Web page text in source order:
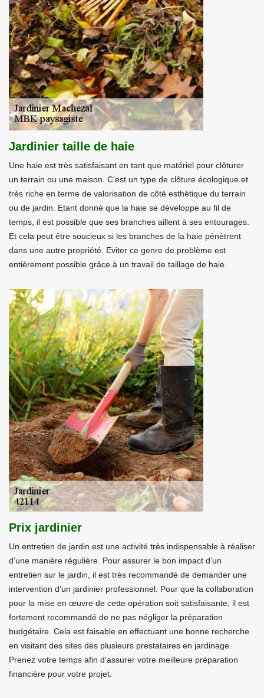
Jardinier taille de haie
Une haie est très satisfaisant en tant que matériel pour clôturer
un terrain ou une maison. C’est un type de clôture écologique et
très riche en terme de valorisation de côté esthétique du terrain
ou de jardin. Etant donné que la haie se développe au fil de
temps, il est possible que ses branches aillent à ses entourages.
Et cela peut être soucieux si les branches de la haie pénètrent
dans une autre propriété. Eviter ce genre de problème est
entièrement possible grâce à un travail de taillage de haie.
Prix jardinier
Un entretien de jardin est une activité très indispensable à réaliser
d’une manière régulière. Pour assurer le bon impact d’un
entretien sur le jardin, il est très recommandé de demander une
intervention d’un jardinier professionnel. Pour que la collaboration
pour la mise en œuvre de cette opération soit satisfaisante, il est
fortement recommandé de ne pas négliger la préparation
budgétaire. Cela est faisable en effectuant une bonne recherche
en visitant des sites des plusieurs prestataires en jardinage.
Prenez votre temps afin d’assurer votre meilleure préparation
financière pour votre projet.